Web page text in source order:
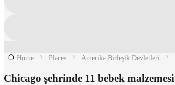
Home Places Amerika Birleşik Devletleri
Chicago şehrinde 11 bebek malzemesi